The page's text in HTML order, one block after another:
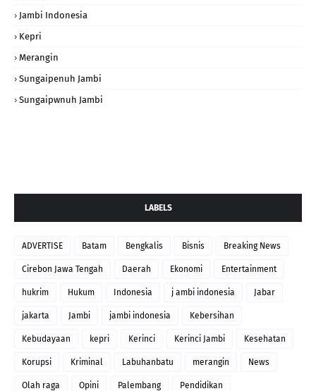
Jambi Indonesia
Kepri
Merangin
Sungaipenuh Jambi
Sungaipwnuh Jambi
LABELS
ADVERTISE Batam Bengkalis Bisnis Breaking News
Cirebon Jawa Tengah Daerah Ekonomi Entertainment
hukrim Hukum Indonesia j ambi indonesia Jabar
jakarta Jambi jambi indonesia Kebersihan
Kebudayaan kepri Kerinci Kerinci Jambi Kesehatan
Korupsi Kriminal Labuhanbatu merangin News
Olah raga Opini Palembang Pendidikan